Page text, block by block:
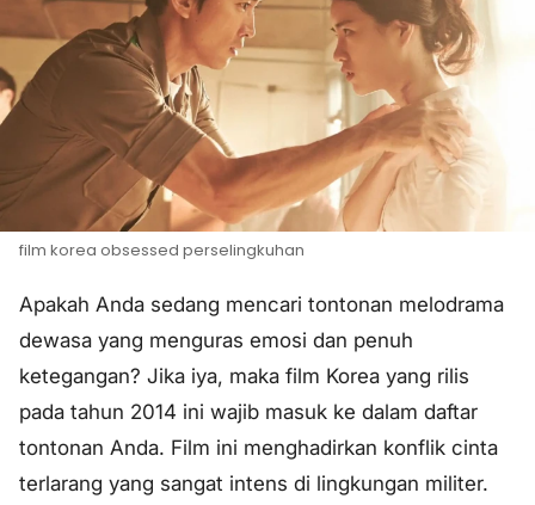
film korea obsessed perselingkuhan
Apakah Anda sedang mencari tontonan melodrama
dewasa yang menguras emosi dan penuh
ketegangan? Jika iya, maka film Korea yang rilis
pada tahun 2014 ini wajib masuk ke dalam daftar
tontonan Anda. Film ini menghadirkan konflik cinta
terlarang yang sangat intens di lingkungan militer.